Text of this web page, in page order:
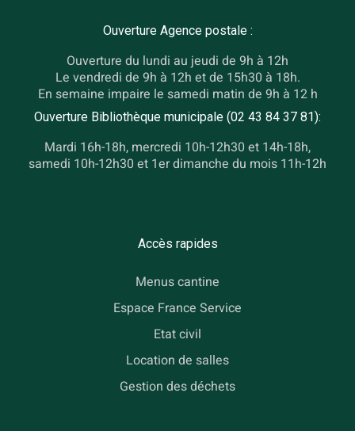
Ouverture Agence postale :
Ouverture du lundi au jeudi de 9h à 12h
Le vendredi de 9h à 12h et de 15h30 à 18h.
En semaine impaire le samedi matin de 9h à 12 h
Ouverture Bibliothèque municipale (02 43 84 37 81):
Mardi 16h-18h, mercredi 10h-12h30 et 14h-18h,
samedi 10h-12h30 et 1er dimanche du mois 11h-12h
Accès rapides
Menus cantine
Espace France Service
Etat civil
Location de salles
Gestion des déchets